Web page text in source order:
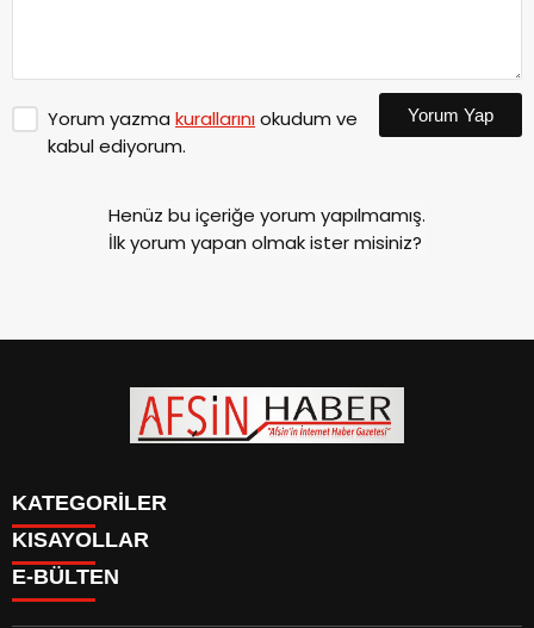
Yorum yazma kurallarınıokudum ve
kabul ediyorum.
Yorum Yap
Henüz bu içeriğe yorum yapılmamış.
İlk yorum yapan olmak ister misiniz?
KATEGORİLER
SİYASET
EĞİTİM
KISAYOLLAR
SİYASET
E-BÜLTEN